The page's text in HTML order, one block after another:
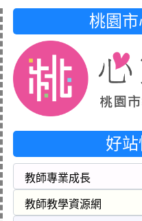
桃園
好